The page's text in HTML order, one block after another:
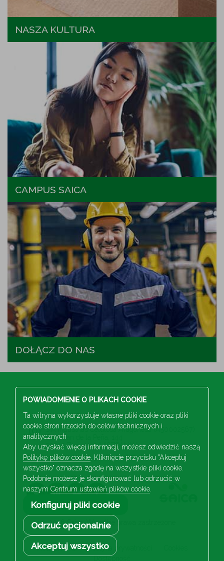
NASZA KULTURA
CAMPUS SAICA
DOŁĄCZ DO NAS
S.A Industrias Celulosa Aragonesa (A50002567)
San Juan de la Peña, 144
50015 Zaragoza (HISZPANIA)
+34 976 103 100
2026 Saica. Wszelkie prawa zastrzeżone
Nota prawna Polityka prywatności
Dostępność
POWIADOMIENIE O PLIKACH COOKIE
Ta witryna wykorzystuje własne pliki cookie oraz pliki
cookie stron trzecich do celów technicznych i
analitycznych
Aby uzyskać więcej informacji, możesz odwiedzić naszą
Politykę plików cookie . Kliknięcie przycisku "Akceptuj
wszystko" oznacza zgodę na wszystkie pliki cookie.
Podobnie możesz je skonfigurować lub odrzucić w
naszym Centrum ustawień plików cookie
Konfiguruj pliki cookie
Odrzuć opcjonalnie
Akceptuj wszystko